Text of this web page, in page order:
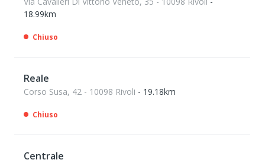
18.99km
Chiuso
Reale
Corso Susa, 42 - 10098 Rivoli - 19.18km
Chiuso
Centrale